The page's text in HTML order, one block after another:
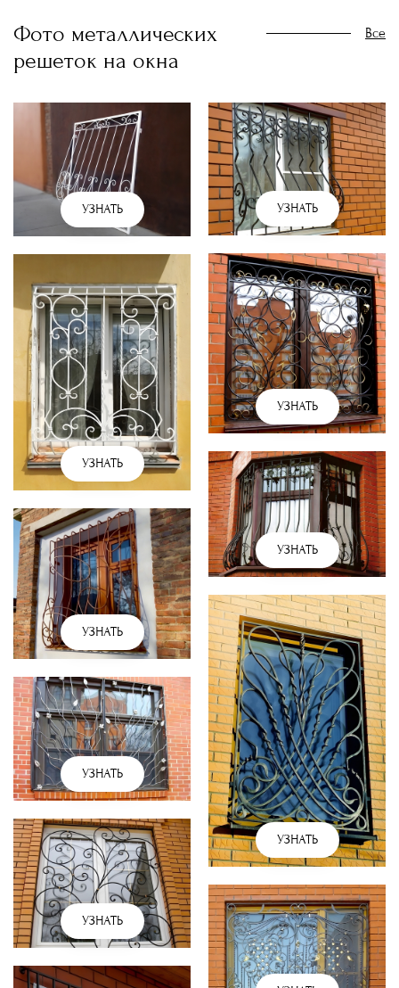
Фото металлических
решеток на окна
Все
УЗНАТЬ
УЗНАТЬ
УЗНАТЬ
УЗНАТЬ
УЗНАТЬ
УЗНАТЬ
УЗНАТЬ
УЗНАТЬ
УЗНАТЬ